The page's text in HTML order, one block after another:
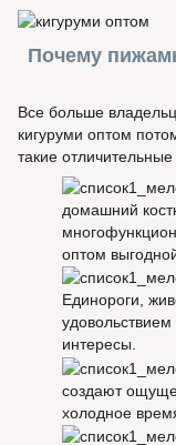
Почему
Все больше
кигуруми оптом
такие
домашний
оптом
Единороги,
интересы.
создают
холодное